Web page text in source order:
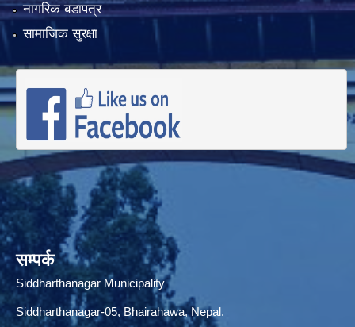
नागरिक बडापत्र
सामाजिक सुरक्षा
सम्पर्क
Siddharthanagar Municipality
Siddharthanagar-05, Bhairahawa, Nepal.